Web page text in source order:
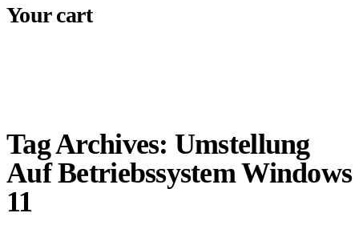
Your cart
Tag Archives: Umstellung
Auf Betriebssystem Windows
11